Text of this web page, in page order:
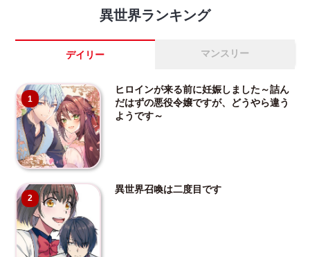
異世界ランキング
デイリー マンスリー
1
ヒロインが来る前に妊娠しました～詰ん
だはずの悪役令嬢ですが、どうやら違う
ようです～
2
異世界召喚は二度目です